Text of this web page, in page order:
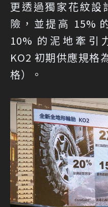
更透過獨家花紋設
險，並提高 15%
10% 的泥地牽引
KO2 初期供應規格
格）。